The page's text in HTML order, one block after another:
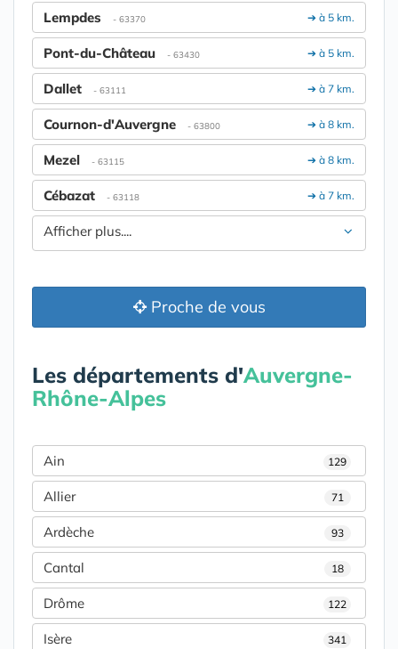
➔ à 5 km.
Lempdes - 63370
➔ à 5 km.
Pont-du-Château - 63430
➔ à 7 km.
Dallet - 63111
➔ à 8 km.
Cournon-d'Auvergne - 63800
➔ à 8 km.
Mezel - 63115
➔ à 7 km.
Cébazat - 63118
Afficher plus....
Proche de vous
Les départements d'Auvergne-
Rhône-Alpes
Ain 129
Allier 71
Ardèche 93
Cantal 18
Drôme 122
Isère 341